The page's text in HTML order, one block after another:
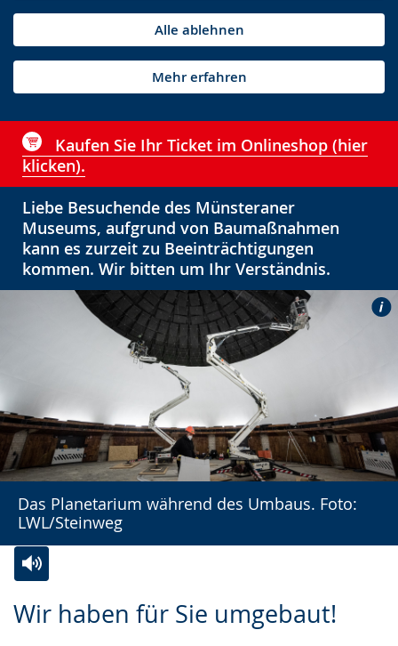
Alle ablehnen
Mehr erfahren
Kaufen Sie Ihr Ticket im Onlineshop (hier
klicken).
Liebe Besuchende des Münsteraner
Museums, aufgrund von Baumaßnahmen
kann es zurzeit zu Beeinträchtigungen
kommen. Wir bitten um Ihr Verständnis.
Das Planetarium während des Umbaus. Foto:
LWL/Steinweg
Wir haben für Sie umgebaut!
Leichten
Audio-
Video